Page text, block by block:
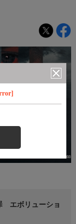
エボリューショ